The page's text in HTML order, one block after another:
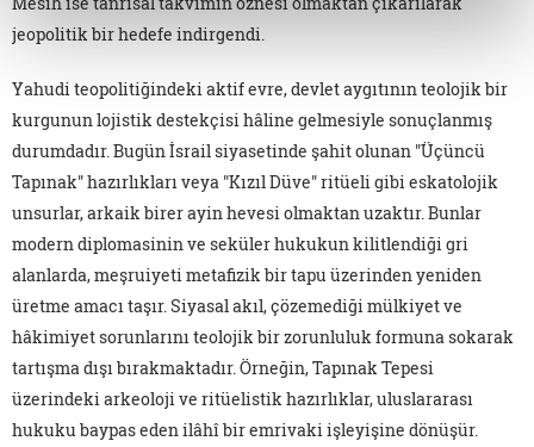
jeopolitik bir hedefe indirgendi.
Yahudi teopolitiğindeki aktif evre, devlet aygıtının teolojik bir
kurgunun lojistik destekçisi hâline gelmesiyle sonuçlanmış
durumdadır. Bugün İsrail siyasetinde şahit olunan "Üçüncü
Tapınak" hazırlıkları veya "Kızıl Düve" ritüeli gibi eskatolojik
unsurlar, arkaik birer ayin hevesi olmaktan uzaktır. Bunlar
modern diplomasinin ve seküler hukukun kilitlendiği gri
alanlarda, meşruiyeti metafizik bir tapu üzerinden yeniden
üretme amacı taşır. Siyasal akıl, çözemediği mülkiyet ve
hâkimiyet sorunlarını teolojik bir zorunluluk formuna sokarak
tartışma dışı bırakmaktadır. Örneğin, Tapınak Tepesi
üzerindeki arkeoloji ve ritüelistik hazırlıklar, uluslararası
hukuku baypas eden ilâhî bir emrivaki işleyişine dönüşür.